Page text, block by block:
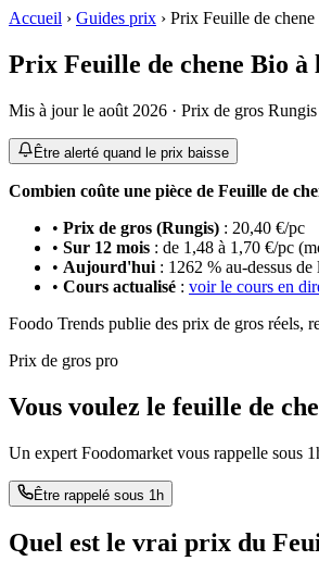
Accueil › Guides prix › Prix Feuille de
Prix Feuille de chene Bio à
Mis à jour le août 2026 · Prix de gros
Être alerté quand le prix baisse
Combien coûte une pièce de Feuille de
• Prix de gros (Rungis) : 20,40 €/pc
• Sur 12 mois : de 1,48 à 1,70 €/pc
• Aujourd'hui : 1262 % au-dessus de
• Cours actualisé : voir le cours en
Foodo Trends publie des prix de gros réels,
Prix de gros pro
Vous voulez le feuille de
Un expert Foodomarket vous rappelle sous
Être rappelé sous 1h
Quel est le vrai prix du